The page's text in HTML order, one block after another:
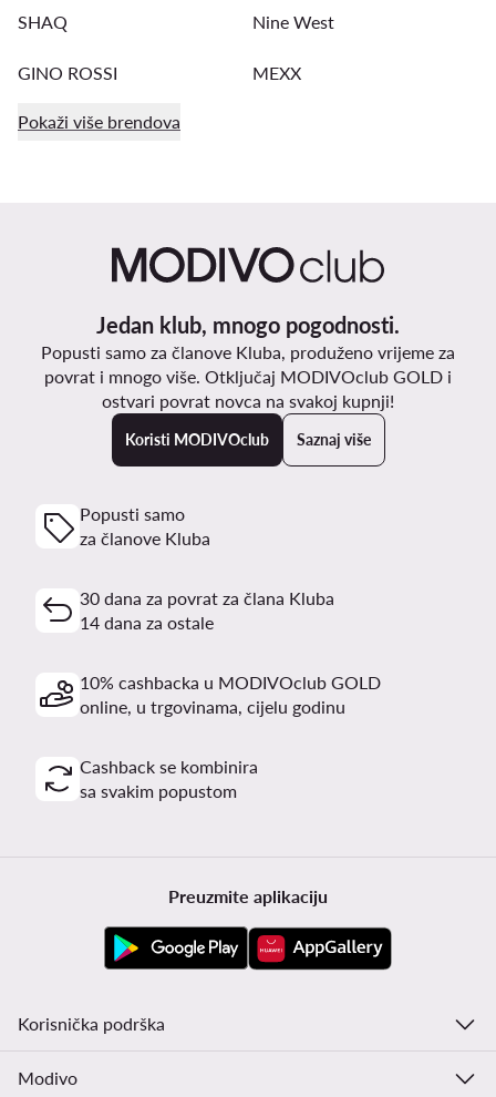
SHAQ Nine West
GINO ROSSI MEXX
Pokaži više brendova
Jedan klub, mnogo pogodnosti.
Popusti samo za članove Kluba, produženo vrijeme za
povrat i mnogo više. Otključaj MODIVOclub GOLD i
ostvari povrat novca na svakoj kupnji!
Koristi MODIVOclub Saznaj više
Popusti samo
za članove Kluba
30 dana za povrat za člana Kluba
14 dana za ostale
10% cashbacka u MODIVOclub GOLD
online, u trgovinama, cijelu godinu
Cashback se kombinira
sa svakim popustom
Preuzmite aplikaciju
Korisnička podrška
Modivo